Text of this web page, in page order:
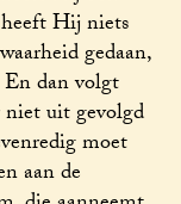
Hij niets
gedaan,
dan volgt
niet uit gevolgd
moet
aan de